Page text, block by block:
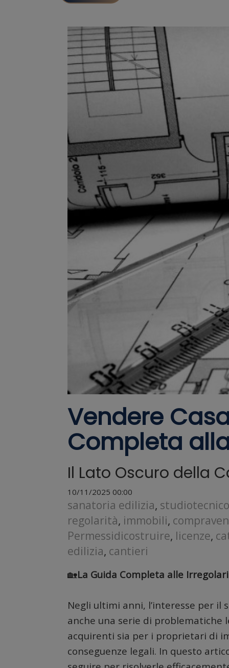
Vendere
Completa
Il Lato Oscuro della
10/11/2025 00:00
sanatoria edilizia, studiotecnico
regolarità, immobili,
Permessidicostruire, licenze,
edilizia, cantieri
🏡La Guida Completa alle
Negli ultimi anni, l’interesse per
anche una serie di problematiche
acquirenti sia per i proprietari di
conseguenze legali. In questo